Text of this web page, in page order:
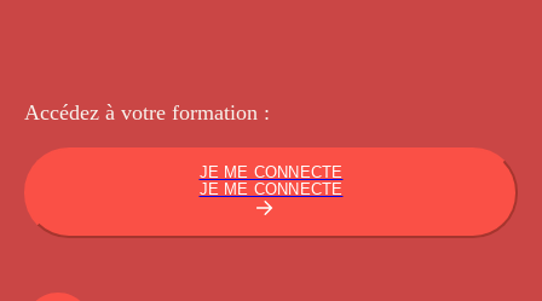
Accédez à votre formation :
JE ME CONNECTE
JE ME CONNECTE